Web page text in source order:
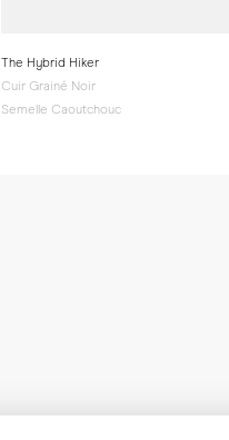
The Hybrid Hiker
Cuir Grainé Noir
Semelle Caoutchouc